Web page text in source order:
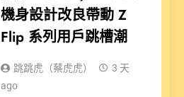
機身設計改良帶動 Z
Flip 系列用戶跳槽潮
跳跳虎（蔡虎虎）
3 天
ago